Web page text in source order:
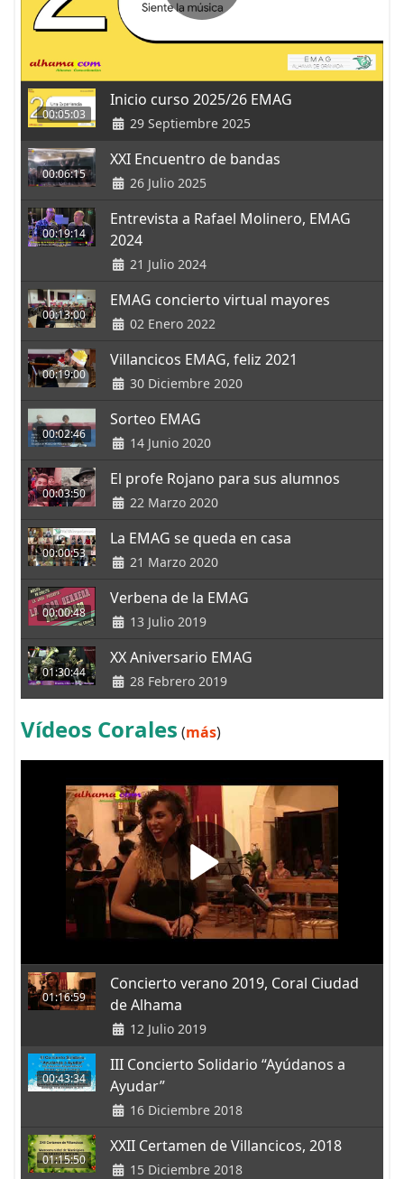
00:05:03
Inicio curso 2025/26 EMAG
29 Septiembre 2025
00:06:15
XXI Encuentro de bandas
26 Julio 2025
00:19:14
Entrevista a Rafael Molinero, EMAG
2024
21 Julio 2024
00:13:00
EMAG concierto virtual mayores
02 Enero 2022
00:19:00
Villancicos EMAG, feliz 2021
30 Diciembre 2020
00:02:46
Sorteo EMAG
14 Junio 2020
00:03:50
El profe Rojano para sus alumnos
22 Marzo 2020
00:00:53
La EMAG se queda en casa
21 Marzo 2020
00:00:48
Verbena de la EMAG
13 Julio 2019
01:30:44
XX Aniversario EMAG
28 Febrero 2019
Vídeos Corales (más)
01:16:59
Concierto verano 2019, Coral Ciudad
de Alhama
12 Julio 2019
00:43:34
III Concierto Solidario “Ayúdanos a
Ayudar”
16 Diciembre 2018
01:15:50
XXII Certamen de Villancicos, 2018
15 Diciembre 2018